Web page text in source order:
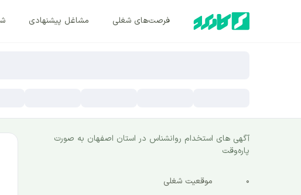
فرصت‌های شغلی مشاغل پیشنهادی
آگهی های استخدام روانشناس در استان اصفهان به صورت
پاره‌وقت
0 موقعیت شغلی